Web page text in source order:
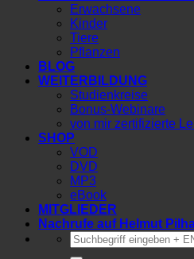
Erwachsene
Kinder
Tiere
Pflanzen
BLOG
WEITERBILDUNG
Studienkreise
Bonus-Webinare
von mir zertifizierte
SHOP
VOD
DVD
MP3
eBook
MITGLIEDER
Nachrufe auf Helmut
Suchen
nach: